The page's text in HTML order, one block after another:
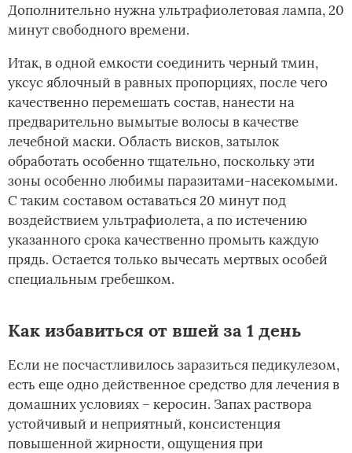
Дополнительно нужна ультрафиолетовая лампа, 20
минут свободного времени.
Итак, в одной емкости соединить черный тмин,
уксус яблочный в равных пропорциях, после чего
качественно перемешать состав, нанести на
предварительно вымытые волосы в качестве
лечебной маски. Область висков, затылок
обработать особенно тщательно, поскольку эти
зоны особенно любимы паразитами-насекомыми.
С таким составом оставаться 20 минут под
воздействием ультрафиолета, а по истечению
указанного срока качественно промыть каждую
прядь. Остается только вычесать мертвых особей
специальным гребешком.
Как избавиться от вшей за 1 день
Если не посчастливилось заразиться педикулезом,
есть еще одно действенное средство для лечения в
домашних условиях – керосин. Запах раствора
устойчивый и неприятный, консистенция
повышенной жирности, ощущения при